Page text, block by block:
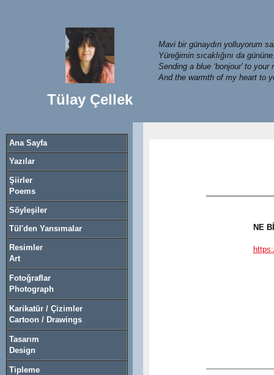
Tülay Çellek
Mavi bir günaydın yolluyorum
Yüreğimin sıcaklığını da
Sending a blue ‘bonjour’ to your
And the warmth of my heart to
Ana Sayfa
Yazılar
Şiirler
Poems
Söyleşiler
Tül'den Yansımalar
Resimler
Art
Fotoğraflar
Photograph
Karikatür / Çizimler
Cartoon / Drawings
Tasarım
Design
Tipleme
NE